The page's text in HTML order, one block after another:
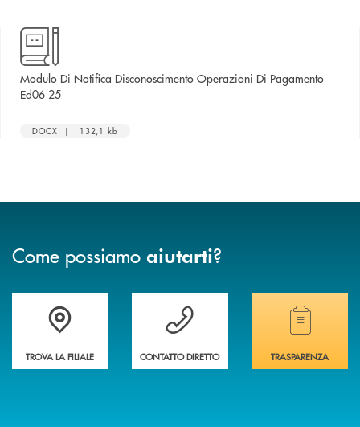
Modulo Di Notifica Disconoscimento Operazioni Di Pagamento
Ed06 25apre una nuova finestra
DOCX | 132,1 kb
Come possiamo aiutarti?
Accedi all' elenco completo delle filiali
TROVA LA FILIALE
Vuoi avere maggiori informazioni sulla
CONTATTO DIRETTO
Hai bisogno di
TRASPARENZA